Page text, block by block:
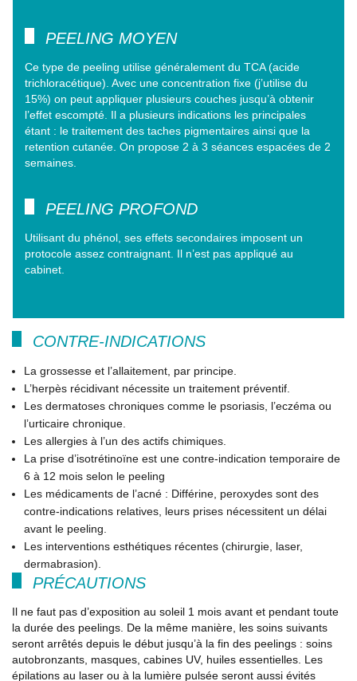
PEELING MOYEN
Ce type de peeling utilise généralement du TCA (acide
trichloracétique). Avec une concentration fixe (j’utilise du
15%) on peut appliquer plusieurs couches jusqu’à obtenir
l’effet escompté. Il a plusieurs indications les principales
étant : le traitement des taches pigmentaires ainsi que la
retention cutanée. On propose 2 à 3 séances espacées de 2
semaines.
PEELING PROFOND
Utilisant du phénol, ses effets secondaires imposent un
protocole assez contraignant. Il n’est pas appliqué au
cabinet.
CONTRE-INDICATIONS
La grossesse et l’allaitement, par principe.
L’herpès récidivant nécessite un traitement préventif.
Les dermatoses chroniques comme le psoriasis, l’eczéma ou
l’urticaire chronique.
Les allergies à l’un des actifs chimiques.
La prise d’isotrétinoïne est une contre-indication temporaire de
6 à 12 mois selon le peeling
Les médicaments de l’acné : Différine, peroxydes sont des
contre-indications relatives, leurs prises nécessitent un délai
avant le peeling.
Les interventions esthétiques récentes (chirurgie, laser,
dermabrasion).
PRÉCAUTIONS
Il ne faut pas d’exposition au soleil 1 mois avant et pendant toute
la durée des peelings. De la même manière, les soins suivants
seront arrêtés depuis le début jusqu’à la fin des peelings : soins
autobronzants, masques, cabines UV, huiles essentielles. Les
épilations au laser ou à la lumière pulsée seront aussi évités